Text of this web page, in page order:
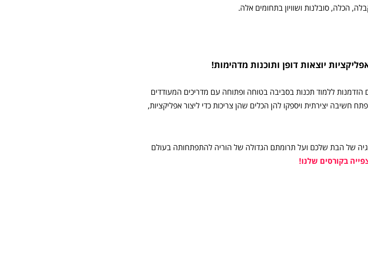
הכלה, סובלנות ושוויון בתחומים אלה.
יוצאות דופן ותוכנות מדהימות!
הזדמנות ללמוד תכנות בסביבה בטוחה ופתוחה עם מדריכים המעודדים
חשיבה יצירתית ויספקו להן הכלים שהן צריכות כדי ליצור אפליקציות,
של הבת שלכם ועל תרומתם הגדולה של הוריה להתפתחותה בעולם
בקורסים שלנו!